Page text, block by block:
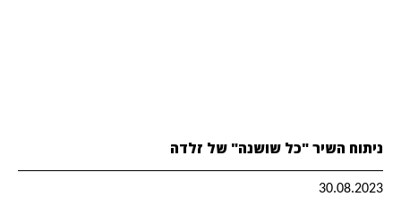
ניתוח השיר "כל שושנה" של זלדה
30.08.2023